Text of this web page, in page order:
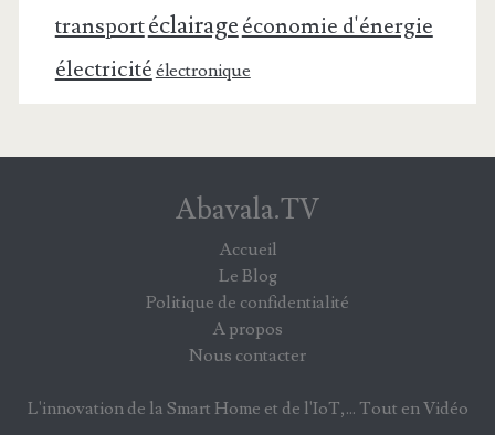
transportéclairageéconomie d'énergie
électricité électronique
Abavala.TV
Accueil
Le Blog
Politique de confidentialité
A propos
Nous contacter
L'innovation de la Smart Home et de l'IoT,... Tout en Vidéo